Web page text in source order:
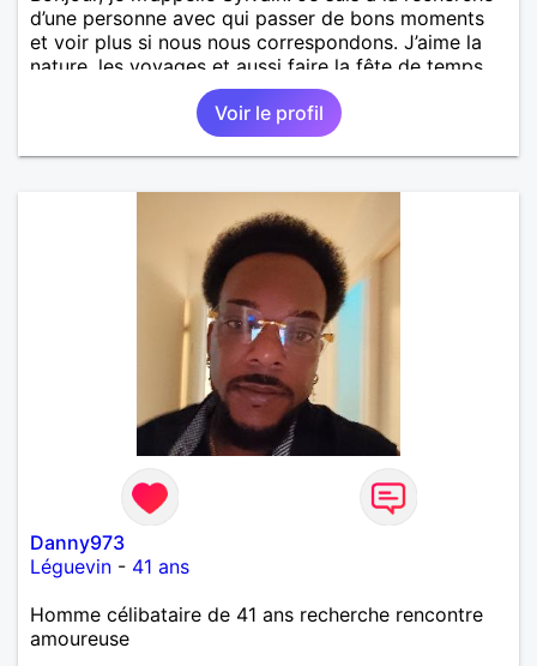
d’une personne avec qui passer de bons moments
et voir plus si nous nous correspondons. J’aime la
nature, les voyages et aussi faire la fête de temps
en temps ;-)Je suis papa d’un petit garçon de 7 ans
dont je m’occupe en garde alternée. J’aime à peu
près tous les styles de musique. (Oui je suis pas
trop fan de Jul). Je fais du sport pour garder la
Voir le profil
Danny973
Léguevin - 41 ans
Homme célibataire de 41 ans recherche rencontre
amoureuse